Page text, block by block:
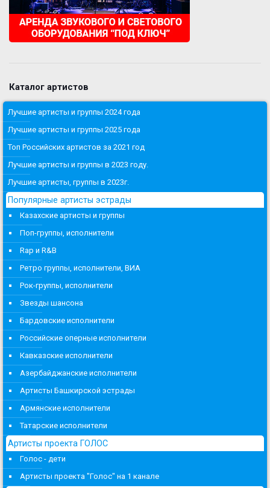
Каталог артистов
Лучшие артисты и группы 2024 года
Лучшие артисты и группы 2025 года
Топ Российских артистов за 2021 год
Лучшие артисты и группы в 2023 году.
Лучшие артисты, группы в 2023г.
Популярные артисты эстрады
Казахские артисты и группы
Поп-группы, исполнители
Rap и R&B
Ретро группы, исполнители, ВИА
Рок-группы, исполнители
Звезды шансона
Бардовские исполнители
Российские оперные исполнители
Кавказские исполнители
Азербайджанские исполнители
Артисты Башкирской эстрады
Армянские исполнители
Татарские исполнители
Артисты проекта ГОЛОС
Голос - дети
Артисты проекта "Голос" на 1 канале